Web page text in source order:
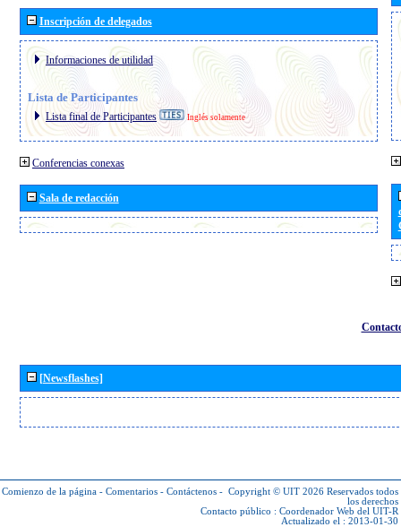
Inscripción de delegados
Informaciones de utilidad
Lista de Participantes
Lista final de Participantes Inglés solamente
Conferencias conexas
Sala de redacción
[Newsflashes]
Comienzo de la página - Comentarios - Contáctenos - Copyright © UIT 2026 Reservados todos
los derechos
Contacto público : Coordenador Web del UIT-R
Actualizado el : 2013-01-30